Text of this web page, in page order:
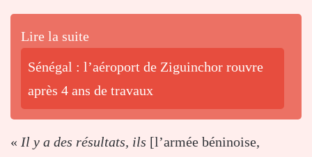
Lire la suite
Sénégal : l’aéroport de Ziguinchor rouvre
après 4 ans de travaux
« Il y a des résultats, ils [l’armée béninoise,